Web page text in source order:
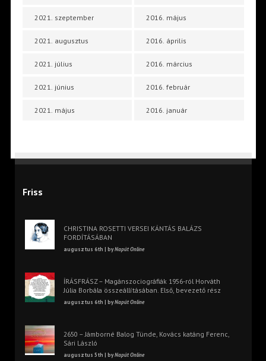
2021. szeptember
2021. augusztus
2021. július
2021. június
2021. május
2016. május
2016. április
2016. március
2016. február
2016. január
Friss
CHRISTINA ROSETTI VERSEI KÁNTÁS BALÁZS
FORDÍTÁSÁBAN
augusztus 6th | byNapút Online
ÍRÁSFRÁSZ – Magánszociográfiák 1956-ról Horváth
Júlia Borbála összeállításában. Első, bevezető rész
augusztus 6th | byNapút Online
2650 – Jámborné Balog Tünde, Kovács katáng Ferenc,
Sári László
augusztus 5th | byNapút Online